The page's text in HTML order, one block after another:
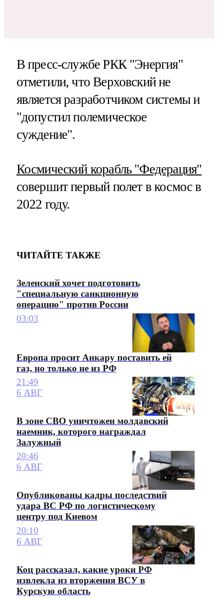
В пресс-службе РКК "Энергия"
отметили, что Верховский не
является разработчиком системы и
"допустил полемическое
суждение".
Космический корабль "Федерация"
совершит первый полет в космос в
2022 году.
ЧИТАЙТЕ ТАКЖЕ
Зеленский хочет подготовить
"специальную санкционную
операцию" против России
03:03
Европа просит Анкару поставить ей
газ, но только не из РФ
21:49
6 АВГ
В зоне СВО уничтожен молдавский
наемник, которого награждал
Залужный
20:46
6 АВГ
Опубликованы кадры последствий
удара ВС РФ по логистическому
центру под Киевом
20:10
6 АВГ
Коц рассказал, какие уроки РФ
извлекла из вторжения ВСУ в
Курскую область